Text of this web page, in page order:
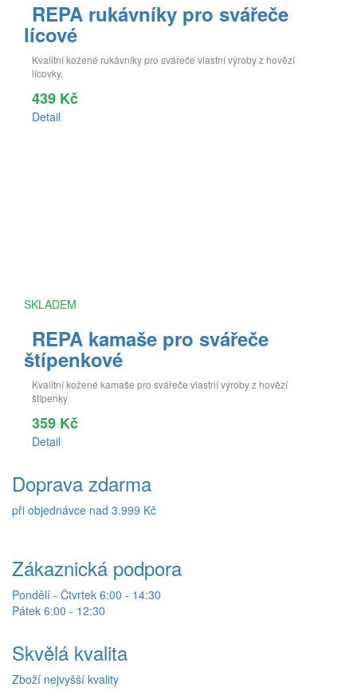
REPA rukávníky pro svářeče
lícové
Kvalitní kožené rukávníky pro svářeče vlastní výroby z hovězí
lícovky,
439 Kč
Detail
SKLADEM
REPA kamaše pro svářeče
štípenkové
Kvalitní kožené kamaše pro svářeče vlastní výroby z hovězí
štípenky
359 Kč
Detail
Doprava zdarma
při objednávce nad 3.999 Kč
Zákaznická podpora
Pondělí - Čtvrtek 6:00 - 14:30
Pátek 6:00 - 12:30
Skvělá kvalita
Zboží nejvyšší kvality